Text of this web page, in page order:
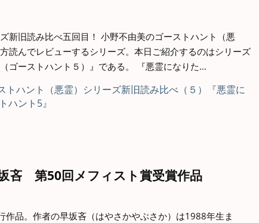
新旧読み比べ五回目！ 小野不由美のゴーストハント（悪
読んでレビューするシリーズ。本日ご紹介するのはシリーズ
ゴーストハント５）』である。 『悪霊になりた…
吝 第50回メフィスト賞受賞作品
品。作者の早坂吝（はやさかやぶさか）は1988年生ま